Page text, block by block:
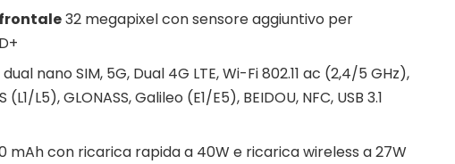
32 megapixel con sensore aggiuntivo per
dual nano SIM, 5G, Dual 4G LTE, Wi-Fi 802.11 ac (2,4/5 GHz),
L5), GLONASS, Galileo (E1/E5), BEIDOU, NFC, USB 3.1
mAh con ricarica rapida a 40W e ricarica wireless a 27W